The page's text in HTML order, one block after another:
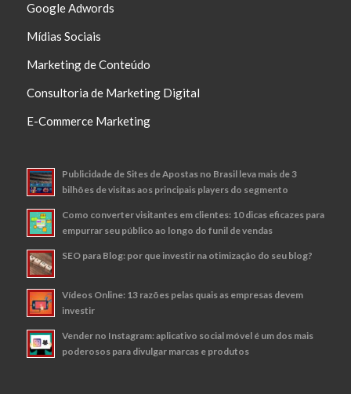
Google Adwords
Mídias Sociais
Marketing de Conteúdo
Consultoria de Marketing Digital
E-Commerce Marketing
Publicidade de Sites de Apostas no Brasil leva mais de 3
bilhões de visitas aos principais players do segmento
Como converter visitantes em clientes: 10 dicas eficazes para
empurrar seu público ao longo do funil de vendas
SEO para Blog: por que investir na otimização do seu blog?
Vídeos Online: 13 razões pelas quais as empresas devem
investir
Vender no Instagram: aplicativo social móvel é um dos mais
poderosos para divulgar marcas e produtos